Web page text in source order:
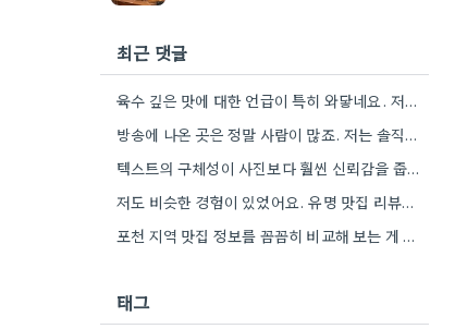
최근 댓글
육수 깊은 맛에 대한 언급이 특히 와닿네요. 저도 음식을 먹을 때 육수의 깊은 맛을 중요하게…
방송에 나온 곳은 정말 사람이 많죠. 저는 솔직히 메뉴 자체의 품질이 더 중요하다고 생각해요.
텍스트의 구체성이 사진보다 훨씬 신뢰감을 줍니다. 특히 사장님이 직접 요리하는 곳을 찾는 게 좋은 전략인…
저도 비슷한 경험이 있었어요. 유명 맛집 리뷰만 보다가, 동네 맛집에서 훨씬 더 맛있는 음식을 먹고…
포천 지역 맛집 정보를 꼼꼼히 비교해 보는 게 정말 좋은 팁 같아요. 특히 커뮤니티 언급…
태그